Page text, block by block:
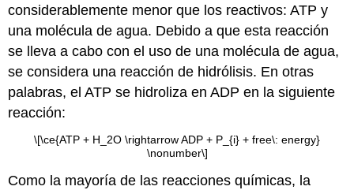
considerablemente menor que los reactivos: ATP y
una molécula de agua. Debido a que esta reacción
se lleva a cabo con el uso de una molécula de agua,
se considera una reacción de hidrólisis. En otras
palabras, el ATP se hidroliza en ADP en la siguiente
reacción:
\[\ce{ATP + H_2O \rightarrow ADP + P_{i} + free\: energy}
\nonumber\]
Como la mayoría de las reacciones químicas, la